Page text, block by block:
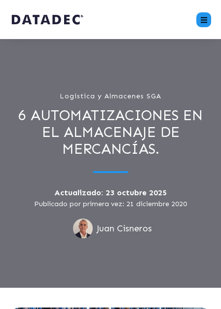
Logistica y Almacenes SGA
6 AUTOMATIZACIONES EN
EL ALMACENAJE DE
MERCANCÍAS.
Actualizado: 23 octubre 2025
Publicado por primera vez: 21 diciembre 2020
Juan Cisneros